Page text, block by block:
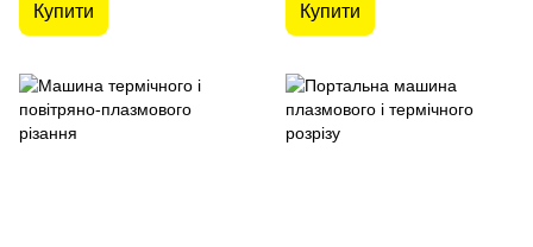
Купити Купити